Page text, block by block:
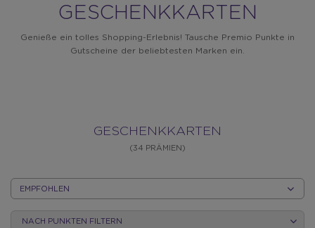
GESCHENKKARTEN
Genieße ein tolles Shopping-Erlebnis! Tausche Premio Punkte in
Gutscheine der beliebtesten Marken ein.
GESCHENKKARTEN
(34 PRÄMIEN)
KATEGORIE
SORTIEREN
NACH PUNKTEN FILTERN